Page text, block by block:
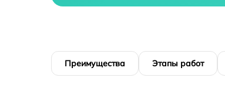
Преимущества Этапы работ